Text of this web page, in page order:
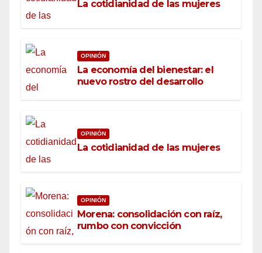
La cotidianidad de las mujeres
OPINIÓN
La economía del bienestar: el
nuevo rostro del desarrollo
OPINIÓN
La cotidianidad de las mujeres
OPINIÓN
Morena: consolidación con raíz,
rumbo con convicción